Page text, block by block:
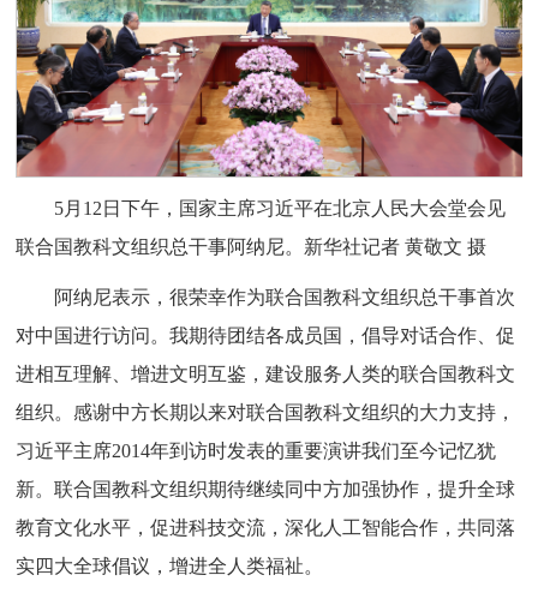
5月12日下午，国家主席习近平在北京人民大会堂会见
联合国教科文组织总干事阿纳尼。新华社记者 黄敬文 摄
阿纳尼表示，很荣幸作为联合国教科文组织总干事首次
对中国进行访问。我期待团结各成员国，倡导对话合作、促
进相互理解、增进文明互鉴，建设服务人类的联合国教科文
组织。感谢中方长期以来对联合国教科文组织的大力支持，
习近平主席2014年到访时发表的重要演讲我们至今记忆犹
新。联合国教科文组织期待继续同中方加强协作，提升全球
教育文化水平，促进科技交流，深化人工智能合作，共同落
实四大全球倡议，增进全人类福祉。